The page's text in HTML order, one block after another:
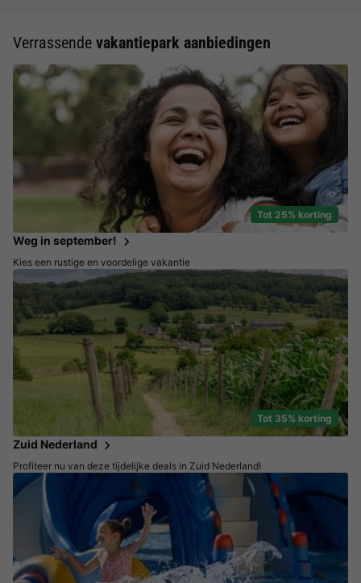
Verrassende vakantiepark aanbiedingen
Tot 25% korting
Weg in september!
Kies een rustige en voordelige vakantie
Tot 35% korting
Zuid Nederland
Profiteer nu van deze tijdelijke deals in Zuid Nederland!